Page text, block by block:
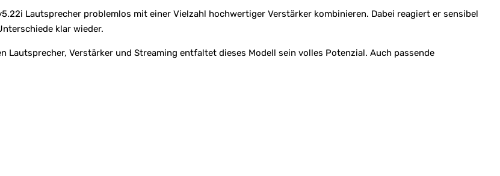
Lautsprecher problemlos mit einer Vielzahl hochwertiger Verstärker kombinieren. Dabei reagiert er sensibel
klar wieder.
Lautsprecher, Verstärker und Streaming entfaltet dieses Modell sein volles Potenzial. Auch passende